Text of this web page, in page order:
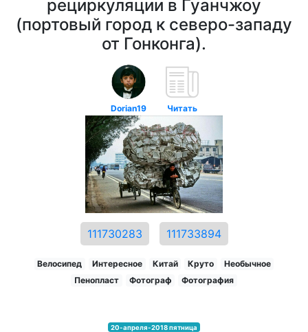
рециркуляции в Гуанчжоу
(портовый город к северо-западу
от Гонконга).
Dorian19 Читать
111730283 111733894
Велосипед Интересное Китай Круто
Необычное
Пенопласт
Фотограф Фотография
20-апреля-2018 пятница